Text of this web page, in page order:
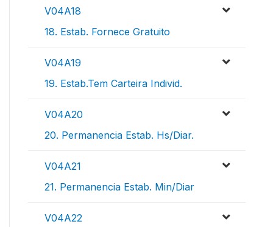
V04A18
18. Estab. Fornece Gratuito
V04A19
19. Estab.Tem Carteira Individ.
V04A20
20. Permanencia Estab. Hs/Diar.
V04A21
21. Permanencia Estab. Min/Diar
V04A22